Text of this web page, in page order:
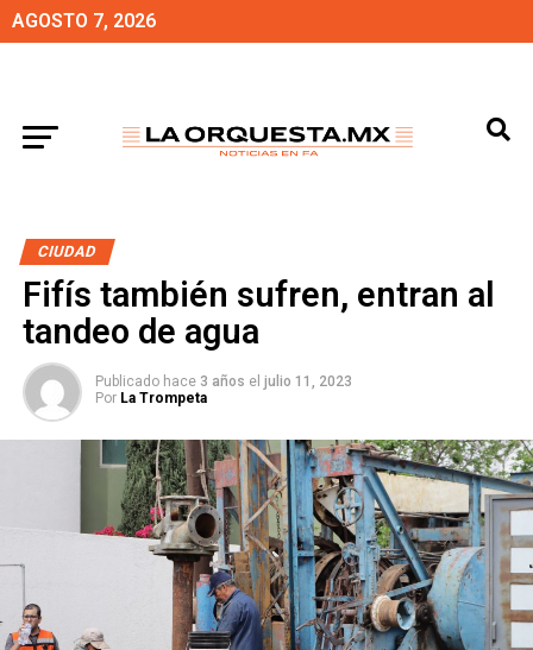
AGOSTO 7, 2026
CIUDAD
Fifís también sufren, entran al
tandeo de agua
Publicado hace 3 años el julio 11, 2023
Por La Trompeta